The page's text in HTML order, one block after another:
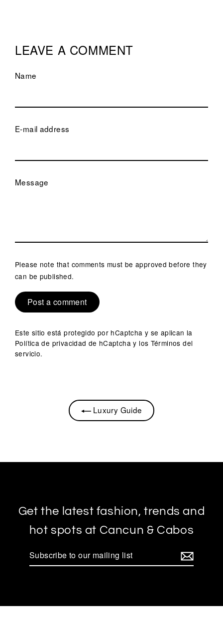
LEAVE A COMMENT
Name
E-mail address
Message
Please note that comments must be approved before they
can be published.
Este sitio está protegido por hCaptcha y se aplican la
Política de privacidad de hCaptchay los Términos del
servicio.
Luxury Guide
Get the latest fashion, trends and
hot spots at Cancun & Cabos
Subscribe